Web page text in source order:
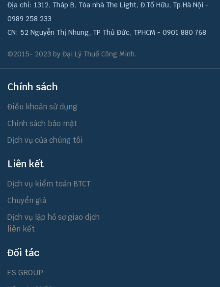
Địa chỉ: 1312, Tháp B, Tòa nhà The Light, Đ.Tố Hữu, Tp.Hà Nội -
0989 258 233
CN: 52 Nguyễn Thị Nhung, TP Thủ Đức, TPHCM - 0901 880 768
©2015- 2023 by Đại Lý Thuế Công Minh.
Chính sách
Điều khoản sử dụng
Chính sách bảo mật
Dịch vụ của chúng tôi
Liên kết
Dịch vụ kiểm toán BTCT
Chuyển giá
Dịch vụ lập hồ sơ giao dịch
liên kết
Đối tác
ES GROUP